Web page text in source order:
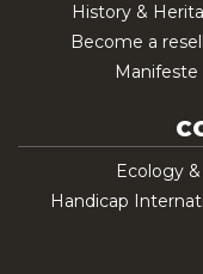
History &
Become a
Manifeste
Ecology
Handicap